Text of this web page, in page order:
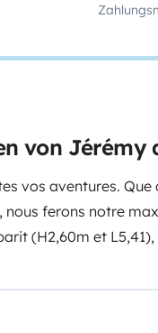
von Jérémy
vos aventures. Que
ferons notre
(H2,60m et
confort nécessaire
nombreux